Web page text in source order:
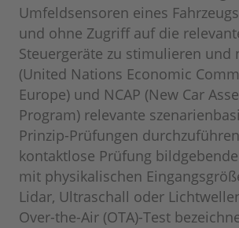
Umfeldsensoren eines
und ohne Zugriff auf die
Steuergeräte zu stimulieren und
(United Nations Economic
Europe) und NCAP (New Car
Program) relevante
Prinzip-Prüfungen
kontaktlose Prüfung
mit physikalischen
Lidar, Ultraschall oder
Over-the-Air (OTA)-Test